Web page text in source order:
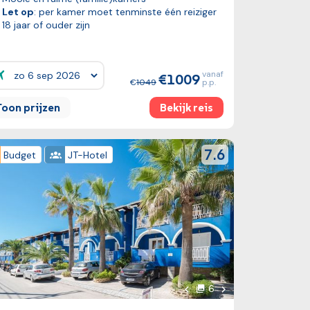
Let op: per kamer moet tenminste één reiziger
18 jaar of ouder zijn
1049 1009vanaf
p.p.
prijzen Bekijk reis
Budget JT-Hotel reviewScore
7.6
reis
Vorige foto
6
foto's
Volgende foto